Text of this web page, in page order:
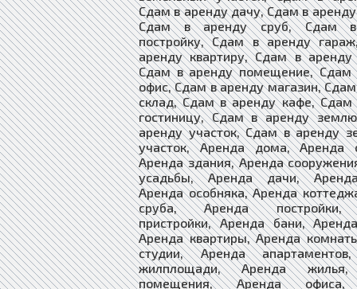
Сдам в аренду дачу, Сдам в
Сдам в аренду сруб, Сдам в
постройку, Сдам в аренду
аренду квартиру, Сдам в аренду
Сдам в аренду помещение, Сдам
офис, Сдам в аренду магазин,
склад, Сдам в аренду кафе, Сдам
гостиницу, Сдам в аренду
аренду участок, Сдам в аренду
участок, Аренда дома, Аренда
Аренда здания, Аренда
усадьбы, Аренда дачи,
Аренда особняка, Аренда
сруба, Аренда постройки,
пристройки, Аренда бани,
Аренда квартиры, Аренда
студии, Аренда
жилплощади, Аренда жилья,
помещения, Аренда офиса,